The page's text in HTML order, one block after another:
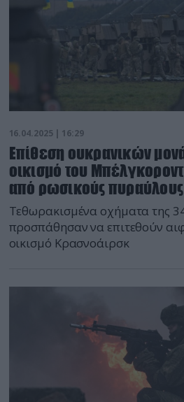
16.04.2025 | 16:29
Επίθεση ουκρανικών
οικισμό του
από ρωσικούς
Τεθωρακισμένα οχήματα της
προσπάθησαν να επιτεθούν
οικισμό Κρασνοάιρσκ